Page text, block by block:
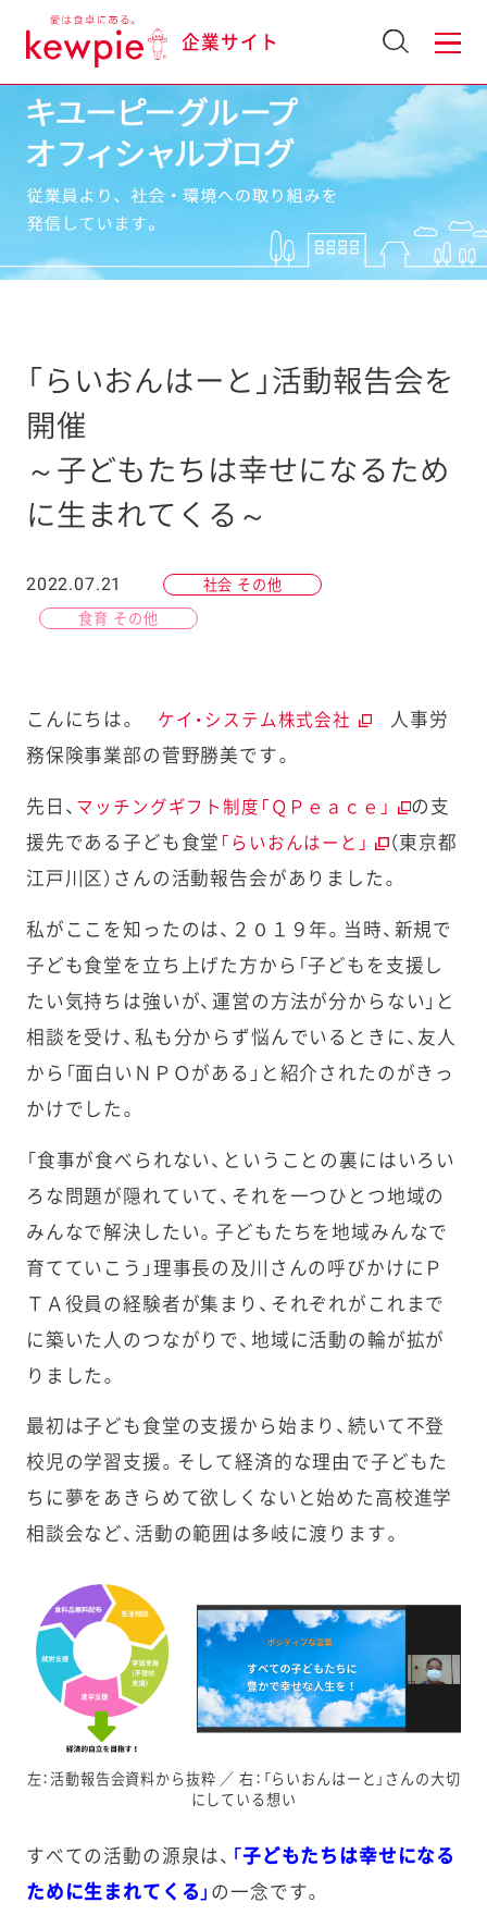
企業サイト
「らいおんはーと」活動報告会を
開催
～子どもたちは幸せになるため
に生まれてくる～
2022.07.21 社会 その他
食育 その他
こんにちは。 ケイ・システム株式会社
人事労
務保険事業部の菅野勝美です。
先日、 マッチングギフト制度「ＱＰｅａｃｅ」
の支
援先である子ども食堂 「らいおんはーと」
（東京都
江戸川区）さんの活動報告会がありました。
私がここを知ったのは、２０１９年。当時、新規で
子ども食堂を立ち上げた方から「子どもを支援し
たい気持ちは強いが、運営の方法が分からない」と
相談を受け、私も分からず悩んでいるときに、友人
から「面白いＮＰＯがある」と紹介されたのがきっ
かけでした。
「食事が食べられない、ということの裏にはいろい
ろな問題が隠れていて、それを一つひとつ地域の
みんなで解決したい。子どもたちを地域みんなで
育てていこう」理事長の及川さんの呼びかけにＰ
ＴＡ役員の経験者が集まり、それぞれがこれまで
に築いた人のつながりで、地域に活動の輪が拡が
りました。
最初は子ども食堂の支援から始まり、続いて不登
校児の学習支援。そして経済的な理由で子どもた
ちに夢をあきらめて欲しくないと始めた高校進学
相談会など、活動の範囲は多岐に渡ります。
左：活動報告会資料から抜粋 ／ 右：「らいおんはーと」さんの大切
にしている想い
すべての活動の源泉は、 「子どもたちは幸せになる
ために生まれてくる」 の一念です。